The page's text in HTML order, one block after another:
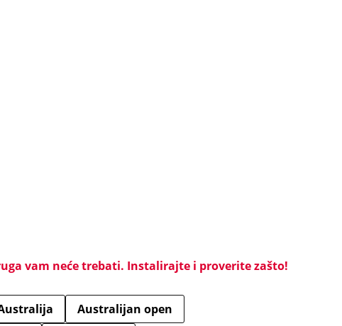
vam neće trebati. Instalirajte i proverite zašto!
Australijan open